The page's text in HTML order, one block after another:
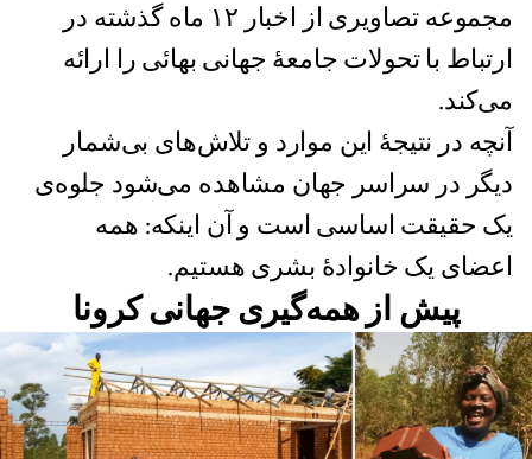
مجموعه تصاویری از اخبار ۱۲ ماه گذشته در
ارتباط با تحولات جامعۀ جهانی بهائی را ارائه
می‌کند.
آنچه در نتیجۀ این موارد و تلاش‌های بی‌شمار
دیگر در سراسر جهان مشاهده می‌شود جلوه‌ی
یک حقیقت اساسی است و آن اینکه: همه
اعضای یک خانوادۀ بشری هستیم.
پیش از همه‌گیری جهانی کرونا